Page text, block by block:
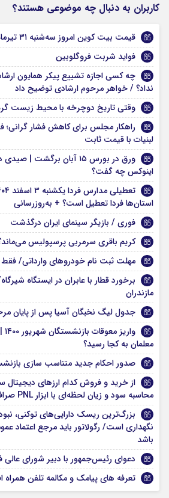
کاربران به دنبال چه موضوعی هستند؟
قیمت بیت کوین امروز سه‌شنبه ۳۱ تیرماه ۱۴۰۴
فواید شربت فروگلوبین
چه کسی اجازه تشییع پیکر همایون
نداد؟ / خواهر مرحوم ارشادی توضیح داد
وقتی تاریخ دوچرخه با محیط زیست
راهکار مجلس برای کاهش فشار
لبنیات با قیمت ثابت
ورق در بورس ۱۵ آبان برگشت
اینوکس چه گفت؟
استان‌ها فردا تعطیل است؟ + به‌روزرسانی
فوری / بازیگر سینمای ایران درگذشت
کریم باقری سرمربی پرسپولیس
مهلت ثبت نام خودروهای وارداتی/ فقط 2روز فرصت دارید
برخورد قطار با عابران در ایستگاه
مازندران
جدول لیگ نخبگان آسیا پس از پایان
معلمان به کجا رسید؟
صدور احکام جدید متناسب‌ سازی
از خرید و فروش کدام ارزهای دیجیتال
محاسبه سود و زیان لحظه‌ای با ابزار PNL صرافی راستین
بزرگ‌ترین ریسک دارایی‌های توکنی،
نگهداری است/ رگولاتور باید مرجع اعتماد
باشد
دعوای رئیس‌جمهور با دبیر شورای
تعرفه های پیامک و مکالمه تلفن همراه